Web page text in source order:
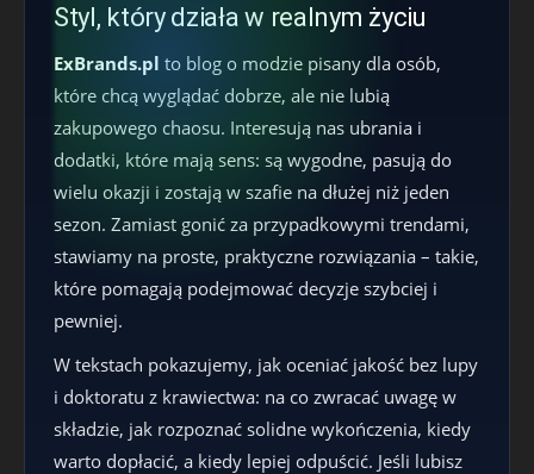
Styl, który działa w realnym życiu
ExBrands.pl to blog o modzie pisany dla osób,
które chcą wyglądać dobrze, ale nie lubią
zakupowego chaosu. Interesują nas ubrania i
dodatki, które mają sens: są wygodne, pasują do
wielu okazji i zostają w szafie na dłużej niż jeden
sezon. Zamiast gonić za przypadkowymi trendami,
stawiamy na proste, praktyczne rozwiązania – takie,
które pomagają podejmować decyzje szybciej i
pewniej.
W tekstach pokazujemy, jak oceniać jakość bez lupy
i doktoratu z krawiectwa: na co zwracać uwagę w
składzie, jak rozpoznać solidne wykończenia, kiedy
warto dopłacić, a kiedy lepiej odpuścić. Jeśli lubisz